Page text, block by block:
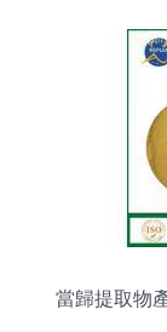
當歸提取物